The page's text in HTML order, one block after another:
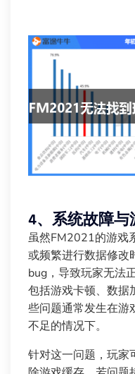
4、系统故障与
虽然FM2021的游戏
或频繁进行数据修改
bug，导致玩家无法
包括游戏卡顿、数据
些问题通常发生在游
不足的情况下。
针对这一问题，玩家